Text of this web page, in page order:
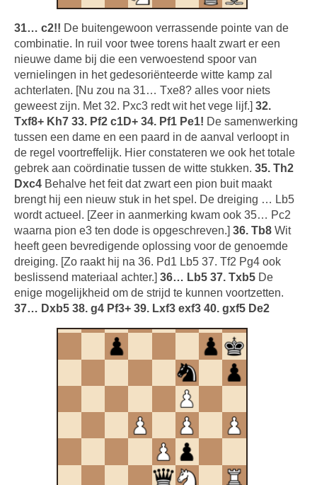
31… c2!! De buitengewoon verrassende pointe van de
combinatie. In ruil voor twee torens haalt zwart er een
nieuwe dame bij die een verwoestend spoor van
vernielingen in het gedesoriënteerde witte kamp zal
achterlaten. [Nu zou na 31… Txe8? alles voor niets
geweest zijn. Met 32. Pxc3 redt wit het vege lijf.] 32.
Txf8+ Kh7 33. Pf2 c1D+ 34. Pf1 Pe1! De samenwerking
tussen een dame en een paard in de aanval verloopt in
de regel voortreffelijk. Hier constateren we ook het totale
gebrek aan coördinatie tussen de witte stukken. 35. Th2
Dxc4 Behalve het feit dat zwart een pion buit maakt
brengt hij een nieuw stuk in het spel. De dreiging … Lb5
wordt actueel. [Zeer in aanmerking kwam ook 35… Pc2
waarna pion e3 ten dode is opgeschreven.] 36. Tb8 Wit
heeft geen bevredigende oplossing voor de genoemde
dreiging. [Zo raakt hij na 36. Pd1 Lb5 37. Tf2 Pg4 ook
beslissend materiaal achter.] 36… Lb5 37. Txb5 De
enige mogelijkheid om de strijd te kunnen voortzetten.
37… Dxb5 38. g4 Pf3+ 39. Lxf3 exf3 40. gxf5 De2